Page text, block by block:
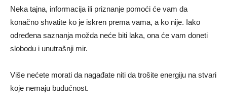
Neka tajna, informacija ili priznanje pomoći će vam da
konačno shvatite ko je iskren prema vama, a ko nije. Iako
određena saznanja možda neće biti laka, ona će vam doneti
slobodu i unutrašnji mir.
Više nećete morati da nagađate niti da trošite energiju na stvari
koje nemaju budućnost.